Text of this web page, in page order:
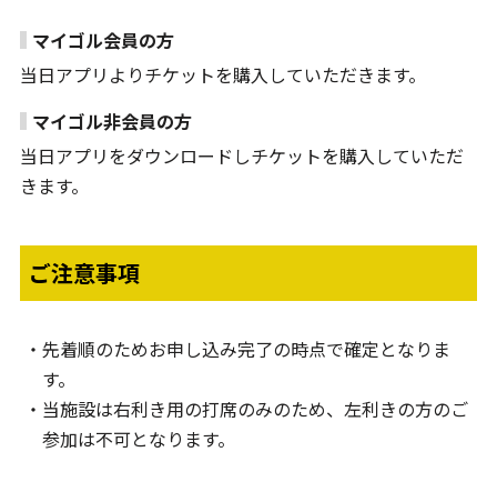
マイゴル会員の方
当日アプリよりチケットを購入していただきます。
マイゴル非会員の方
当日アプリをダウンロードしチケットを購入していただ
きます。
ご注意事項
先着順のためお申し込み完了の時点で確定となりま
す。
当施設は右利き用の打席のみのため、左利きの方のご
参加は不可となります。